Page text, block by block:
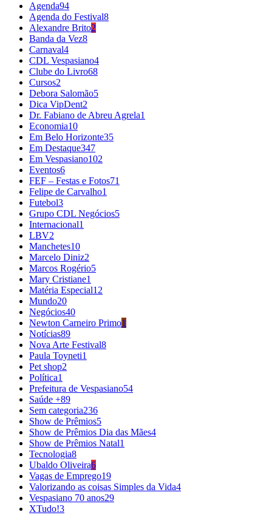
Agenda94
Agenda do Festival8
Alexandre Brito2
Banda da Vez8
Carnaval4
CDL Vespasiano4
Clube do Livro68
Cursos2
Debora Salomão5
Dica VipDent2
Dr. Fabiano de Abreu Agrela1
Economia10
Em Belo Horizonte35
Em Destaque347
Em Vespasiano102
Eventos6
FEF – Festas e Fotos71
Felipe de Carvalho1
Futebol3
Grupo CDL Negócios5
Internacional1
LBV2
Manchetes10
Marcelo Diniz2
Marcos Rogério5
Mary Cristiane1
Matéria Especial12
Mundo20
Negócios40
Newton Carneiro Primo1
Notícias89
Nova Arte Festival8
Paula Toyneti1
Pet shop2
Política1
Prefeitura de Vespasiano54
Saúde +89
Sem categoria236
Show de Prêmios5
Show de Prêmios Dia das Mães4
Show de Prêmios Natal1
Tecnologia8
Ubaldo Oliveira6
Vagas de Emprego19
Valorizando as coisas Simples da Vida4
Vespasiano 70 anos29
XTudo!3